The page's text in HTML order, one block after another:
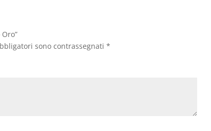
sono contrassegnati*